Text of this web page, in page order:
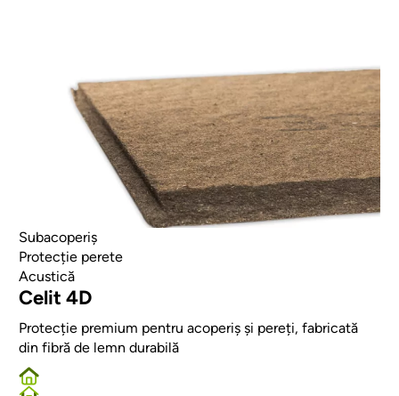
Subacoperiș
Protecție perete
Acustică
Celit 4D
Protecție premium pentru acoperiș și pereți, fabricată
din fibră de lemn durabilă